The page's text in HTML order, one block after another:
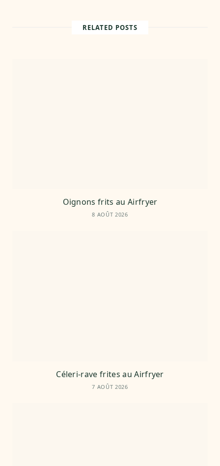
RELATED POSTS
Oignons frits au Airfryer
8 AOÛT 2026
Céleri-rave frites au Airfryer
7 AOÛT 2026